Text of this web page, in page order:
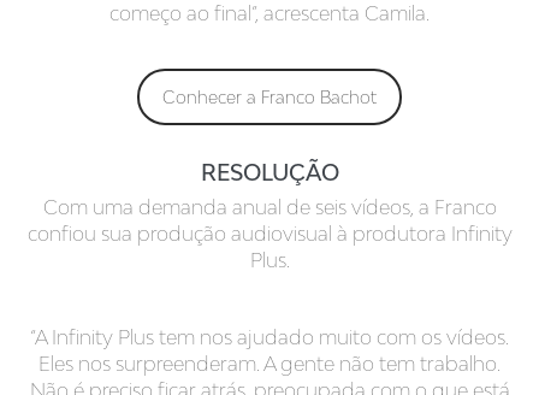
começo ao final”, acrescenta Camila.
Conhecer a Franco Bachot
RESOLUÇÃO
Com uma demanda anual de seis vídeos, a Franco
confiou sua produção audiovisual à produtora Infinity
Plus.
“A Infinity Plus tem nos ajudado muito com os vídeos.
Eles nos surpreenderam. A gente não tem trabalho.
Não é preciso ficar atrás, preocupada com o que está